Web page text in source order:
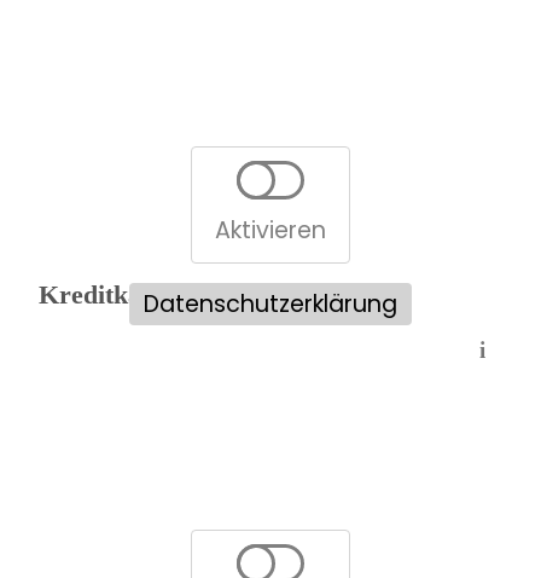
Aktivieren
Datenschutzerklärung
Kreditkartenvergleich:
i